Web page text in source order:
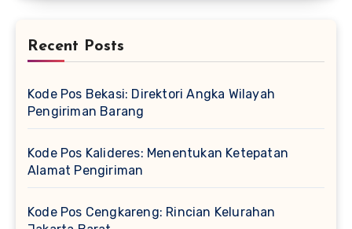
Recent Posts
Kode Pos Bekasi: Direktori Angka Wilayah
Pengiriman Barang
Kode Pos Kalideres: Menentukan Ketepatan
Alamat Pengiriman
Kode Pos Cengkareng: Rincian Kelurahan